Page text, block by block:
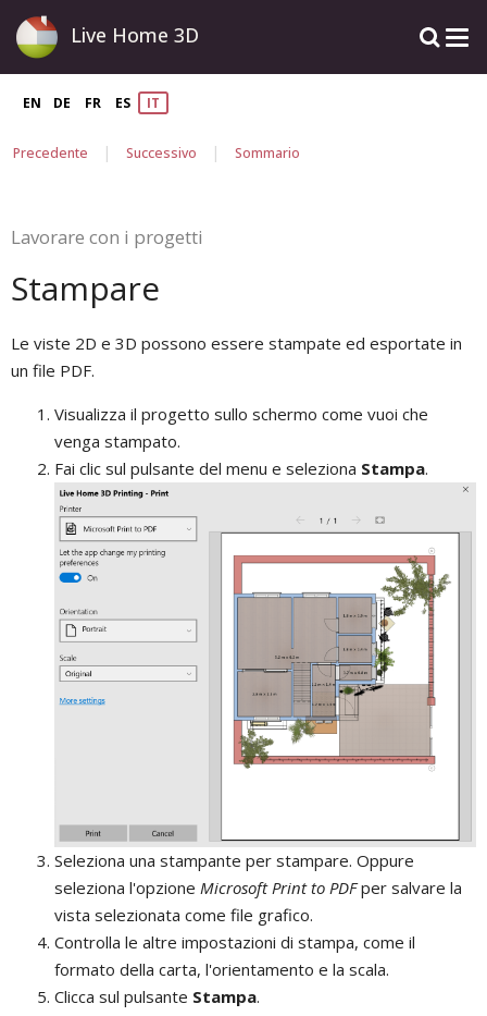
Live Home 3D
EN DE FR ES IT
Precedente | Successivo | Sommario
Lavorare con i progetti
Stampare
Le viste 2D e 3D possono essere stampate ed esportate in
un file PDF.
Visualizza il progetto sullo schermo come vuoi che
venga stampato.
Fai clic sul pulsante del menu e seleziona Stampa.
Seleziona una stampante per stampare. Oppure
seleziona l'opzione Microsoft Print to PDFper salvare la
vista selezionata come file grafico.
Controlla le altre impostazioni di stampa, come il
formato della carta, l'orientamento e la scala.
Clicca sul pulsante Stampa.